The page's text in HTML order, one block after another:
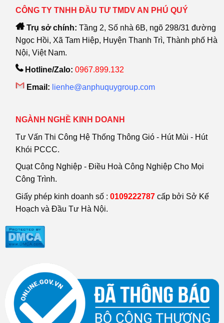
CÔNG TY TNHH ĐẦU TƯ TMDV AN PHÚ QUÝ
Trụ sở chính: Tầng 2, Số nhà 6B, ngõ 298/31 đường
Ngọc Hồi, Xã Tam Hiệp, Huyện Thanh Trì, Thành phố Hà
Nội, Việt Nam.
Hotline/Zalo: 0967.899.132
Email: lienhe@anphuquygroup.com
NGÀNH NGHỀ KINH DOANH
Tư Vấn Thi Công Hệ Thống Thông Gió - Hút Mùi - Hút
Khói PCCC.
Quạt Công Nghiệp - Điều Hoà Công Nghiệp Cho Mọi
Công Trình.
Giấy phép kinh doanh số : 0109222787 cấp bởi Sở Kế
Hoạch và Đầu Tư Hà Nội.